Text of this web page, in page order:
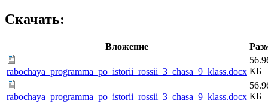
Скачать:
Вложение
rabochaya_programma_po_istorii_rossii_3_chasa_9_klass.docx КБ
rabochaya_programma_po_istorii_rossii_3_chasa_9_klass.docx КБ